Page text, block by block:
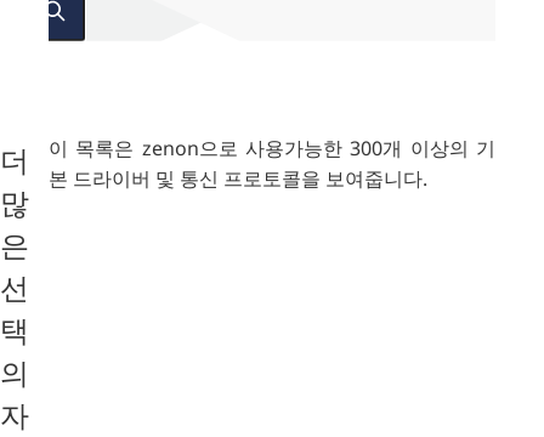
더
많
은
선
택
의
자
이 목록은 zenon으로 사용가능한 300개 이상의 기
본 드라이버 및 통신 프로토콜을 보여줍니다.